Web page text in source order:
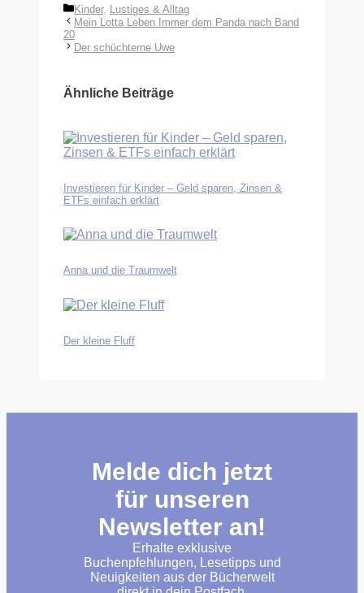
Kategorien
Kinder, Lustiges & Alltag
Mein Lotta Leben Immer dem Panda nach Band
20
Der schüchterne Uwe
Ähnliche Beiträge
Investieren für Kinder – Geld sparen, Zinsen &
ETFs einfach erklärt
Anna und die Traumwelt
Der kleine Fluff
Melde dich jetzt
für unseren
Newsletter an!
Erhalte exklusive
Buchenpfehlungen, Lesetipps und
Neuigkeiten aus der Bücherwelt